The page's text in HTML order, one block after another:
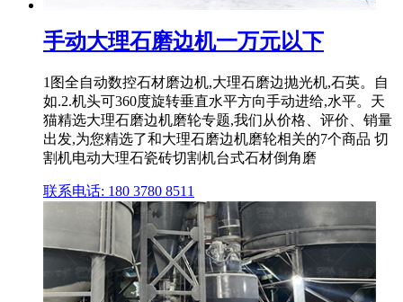
手动大理石磨边机一万元以下
1图全自动数控石材磨边机,大理石磨边抛光机,石英。自
如.2.机头可360度旋转垂直水平方向手动进给,水平。天
猫精选大理石磨边机磨轮专题,我们从价格、评价、销量
出发,为您精选了和大理石磨边机磨轮相关的7个商品 切
割机电动大理石瓷砖切割机台式石材倒角磨
联系电话: 180 3780 8511